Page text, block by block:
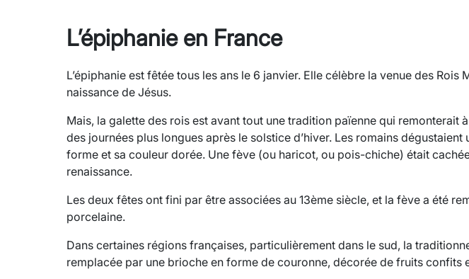
L’épiphanie en France
L’épiphanie est fêtée tous les ans le 6 janvier. Elle célèbre la venue des
naissance de Jésus.
Mais, la galette des rois est avant tout une tradition païenne qui remonterait
des journées plus longues après le solstice d’hiver. Les romains
forme et sa couleur dorée. Une fève (ou haricot, ou pois-chiche) était
renaissance.
Les deux fêtes ont fini par être associées au 13ème siècle, et la fève a été
porcelaine.
Dans certaines régions françaises, particulièrement dans le sud, la
remplacée par une brioche en forme de couronne, décorée de fruits confits